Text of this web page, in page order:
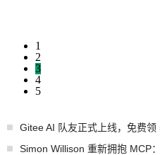
1
2
3
4
5
Gitee AI 队友正式上线，免费
Simon Willison 重新拥抱 MCP